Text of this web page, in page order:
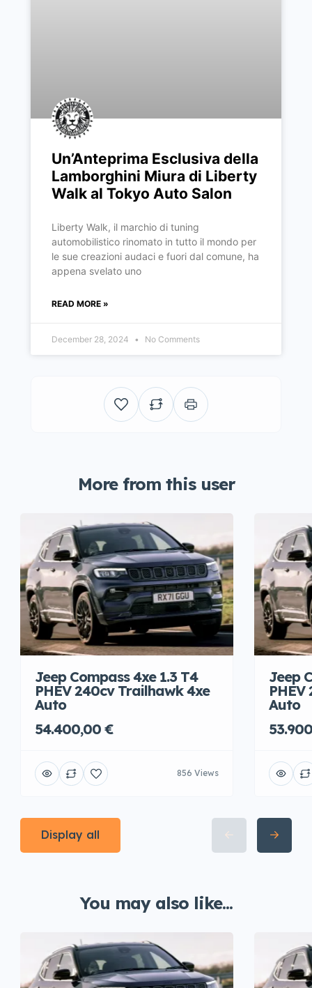
Un’Anteprima Esclusiva della
Lamborghini Miura di Liberty
Walk al Tokyo Auto Salon
Liberty Walk, il marchio di tuning
automobilistico rinomato in tutto il mondo per
le sue creazioni audaci e fuori dal comune, ha
appena svelato uno
READ MORE »
December 28, 2024 No Comments
More from this user
Jeep Compass 4xe 1.3 T4
PHEV 240cv Trailhawk 4xe
Auto
54.400,00 €
856 Views
Jeep
Auto
Display all
You may also like...